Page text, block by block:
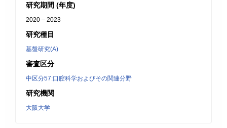
研究期間 (年度)
2020 – 2023
研究種目
基盤研究(A)
審査区分
中区分57:口腔科学およびその関連分野
研究機関
大阪大学